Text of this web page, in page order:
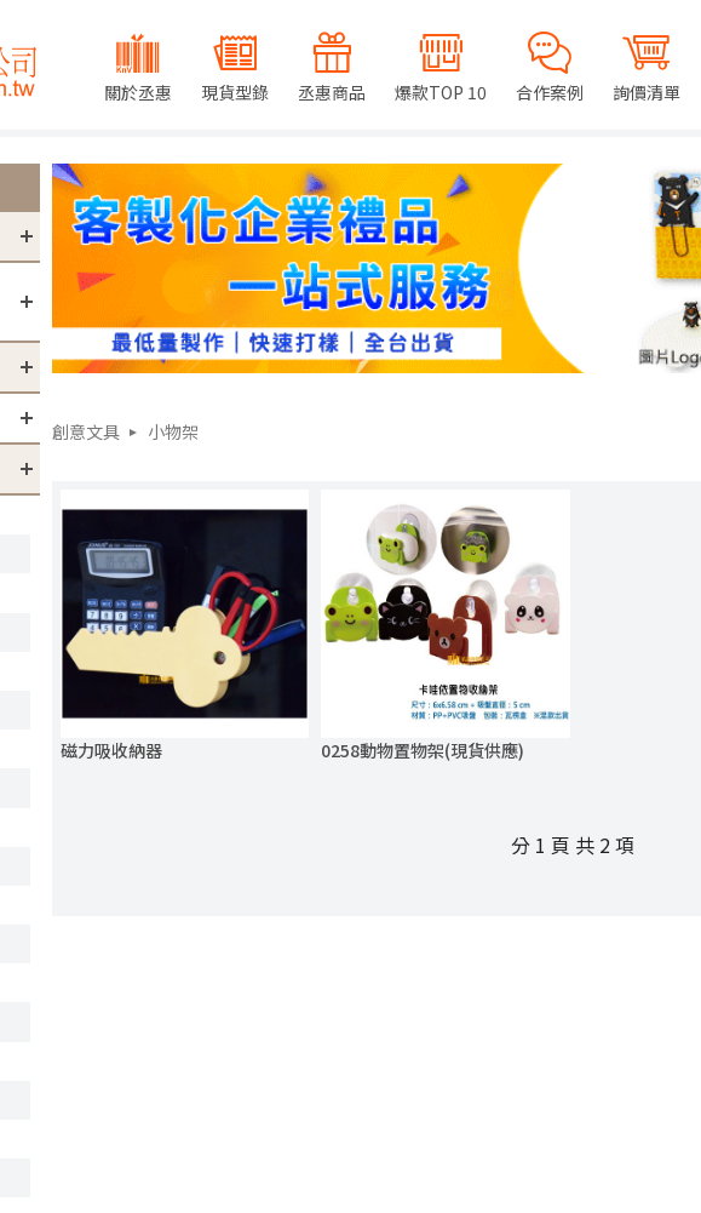
關於丞惠 現貨型錄 丞惠商品 爆款TOP 10 合作案例 詢價清單
創意文具 小物架
磁力吸收納器 0258動物置物架(現貨供應)
分 1 頁 共 2 項